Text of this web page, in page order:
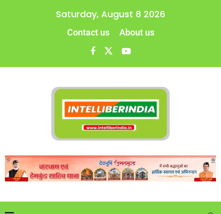
Saturday, August 8 2026
Contact us About us